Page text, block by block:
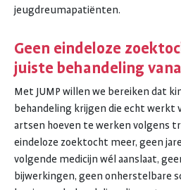
jeugdreumapatiënten.
Geen eindeloze
juiste behandeling
Met JUMP willen we bereiken dat
behandeling krijgen die echt werkt
artsen hoeven te werken volgens
eindeloze zoektocht meer, geen
volgende medicijn wél aanslaat,
bijwerkingen, geen onherstelbare